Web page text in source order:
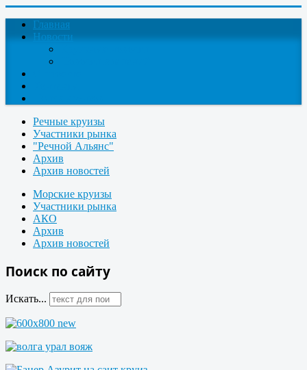
Главная
Новости
Речные круизы
Участники рынка
"Речной Альянс"
Архив
Архив новостей
Морские круизы
Участники рынка
АКО
Архив
Архив новостей
Поиск по сайту
Искать...